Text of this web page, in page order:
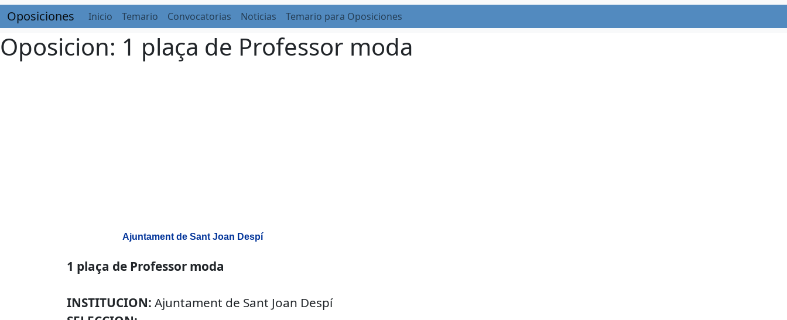
Oposiciones Inicio Temario Convocatorias Noticias Temario para Oposiciones
Oposicion: 1 plaça de Professor moda
Ajuntament de Sant Joan Despí
1 plaça de Professor moda
INSTITUCION: Ajuntament de Sant Joan Despí